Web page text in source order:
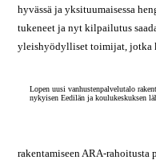
hyvässä ja yksituumaisessa
tukeneet ja nyt kilpailutus
yleishyödylliset toimijat, jotka
Lopen uusi vanhustenpalvelutalo
nykyisen Eedilän ja koulukeskuksen
rakentamiseen ARA-rahoitusta